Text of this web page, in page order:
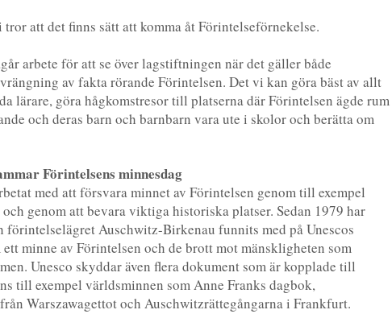
tror att det finns sätt att komma åt Förintelseförnekelse.
arbete för att se över lagstiftningen när det gäller både
av fakta rörande Förintelsen. Det vi kan göra bäst av allt
lärare, göra hågkomstresor till platserna där Förintelsen ägde rum
och deras barn och barnbarn vara ute i skolor och berätta om
Förintelsens minnesdag
med att försvara minnet av Förintelsen genom till exempel
genom att bevara viktiga historiska platser. Sedan 1979 har
förintelselägret Auschwitz-Birkenau funnits med på Unescos
minne av Förintelsen och de brott mot mänskligheten som
Unesco skyddar även flera dokument som är kopplade till
till exempel världsminnen som Anne Franks dagbok,
Warszawagettot och Auschwitzrättegångarna i Frankfurt.